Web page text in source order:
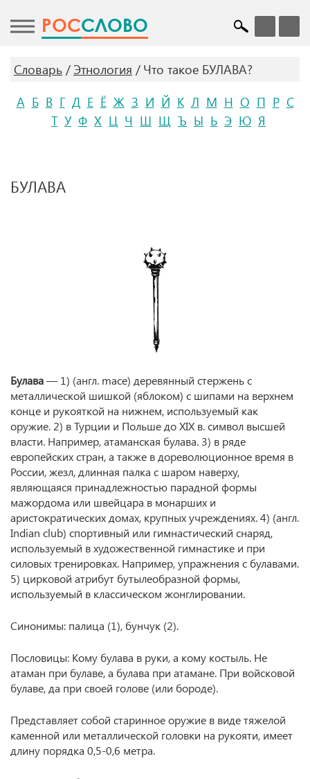
POCСЛОВО
Словарь Этнология
Что такое БУЛАВА?
А Б В Г Д Е Ё Ж З И Й К Л М Н О П Р С
Т У Ф Х Ц Ч Ш Щ Ъ Ы Ь Э Ю Я
БУЛАВА
Булава— 1) (англ. mace) деревянный стержень с
металлической шишкой (яблоком) с шипами на верхнем
конце и рукояткой на нижнем, используемый как
оружие. 2) в Турции и Польше до XIX в. символ высшей
власти. Например, атаманская булава. 3) в ряде
европейских стран, а также в дореволюционное время в
России, жезл, длинная палка с шаром наверху,
являющаяся принадлежностью парадной формы
мажордома или швейцара в монарших и
аристократических домах, крупных учреждениях. 4) (англ.
Indian club) спортивный или гимнастический снаряд,
используемый в художественной гимнастике и при
силовых тренировках. Например, упражнения с булавами.
5) цирковой атрибут бутылеобразной формы,
используемый в классическом жонглировании.
Синонимы: палица (1), бунчук (2).
Пословицы: Кому булава в руки, а кому костыль. Не
атаман при булаве, а булава при атамане. При войсковой
булаве, да при своей голове (или бороде).
Представляет собой старинное оружие в виде тяжелой
каменной или металлической головки на рукояти, имеет
длину порядка 0,5-0,6 метра.